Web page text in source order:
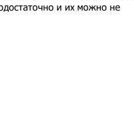
и их можно не